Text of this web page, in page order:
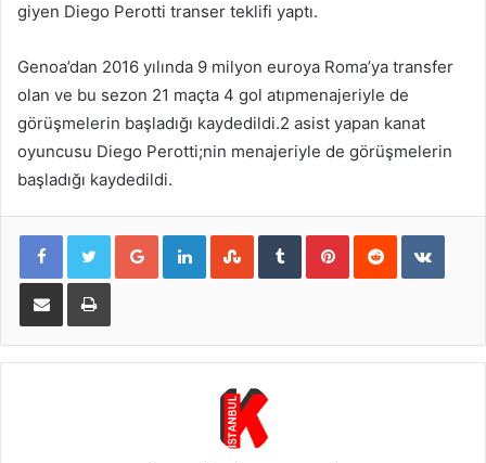
giyen Diego Perotti transer teklifi yaptı.
Genoa’dan 2016 yılında 9 milyon euroya Roma’ya transfer
olan ve bu sezon 21 maçta 4 gol atıpmenajeriyle de
görüşmelerin başladığı kaydedildi.2 asist yapan kanat
oyuncusu Diego Perotti;nin menajeriyle de görüşmelerin
başladığı kaydedildi.
Google+LinkedInStumbleUpon
TumblrPinterestReddit
E-Posta ile paylaş Yazdır